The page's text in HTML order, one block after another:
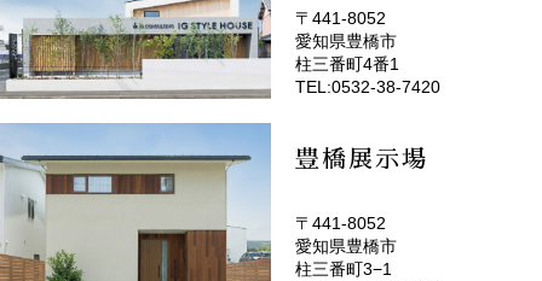
(EMOTOP豊橋)
〒441-8052
愛知県豊橋市
柱三番町4番1
TEL:0532-38-7420
豊橋展示場
〒441-8052
愛知県豊橋市
柱三番町3−1